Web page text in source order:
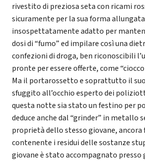
rivestito di preziosa seta con ricami
sicuramente per la sua forma
insospettatamente adatto per
dosi di “fumo” ed impilare così una
confezioni di droga, ben riconoscibili
pronte per essere offerte, come
Ma il portarossetto e soprattutto il
sfuggito all’occhio esperto dei
questa notte sia stato un festino per
deduce anche dal “grinder” in metallo
proprietà dello stesso giovane, ancora
contenente i residui delle sostanze
giovane è stato accompagnato presso